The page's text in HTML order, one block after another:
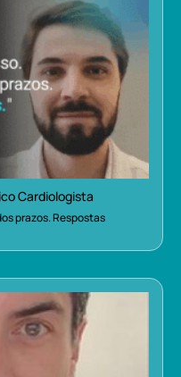
Cardiologista
prazos. Respostas